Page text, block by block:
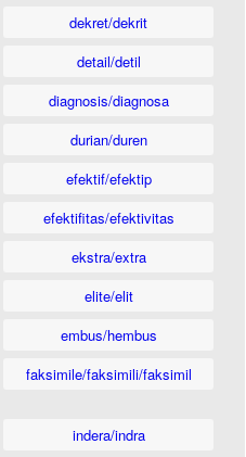
dekret/dekrit
detail/detil
diagnosis/diagnosa
durian/duren
efektif/efektip
efektifitas/efektivitas
ekstra/extra
elite/elit
embus/hembus
faksimile/faksimili/faksimil
indera/indra